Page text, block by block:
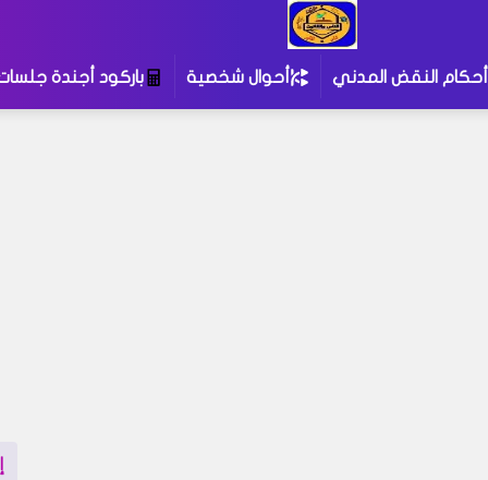
أحكام النقض المدني أحوال شخصية باركود أجندة